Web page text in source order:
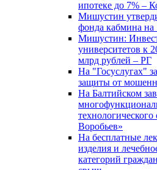
ипотеке до 7% –
Мишустин
фонда кабмина на
Мишустин:
университетов к
млрд рублей – РГ
На "Госуслугах"
защиты от
На Балтийском
Воробьев»
На бесплатные
изделия и
категорий